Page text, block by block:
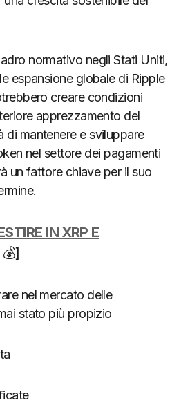
normativo negli Stati Uniti,
espansione globale di Ripple
creare condizioni
apprezzamento del
di mantenere e sviluppare
nel settore dei pagamenti
un fattore chiave per il suo
IN XRP E
💰]
nel mercato delle
stato più propizio